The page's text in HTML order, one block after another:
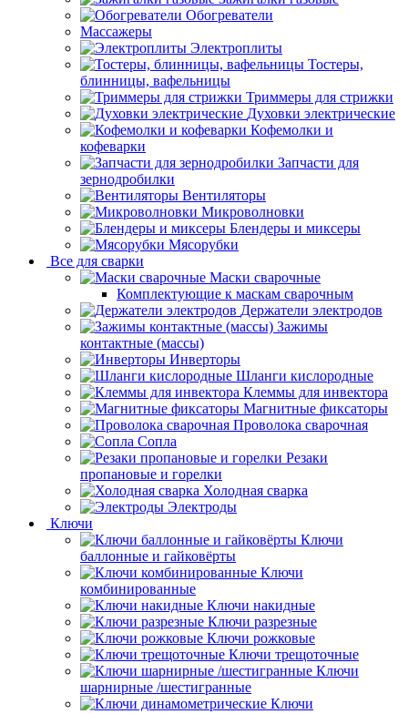
Обогреватели
Массажеры
Электроплиты
Тостеры,
блинницы, вафельницы
Триммеры для стрижки
Духовки электрические
Кофемолки и
кофеварки
Запчасти для
зернодробилки
Вентиляторы
Микроволновки
Блендеры и миксеры
Мясорубки
Все для сварки
Маски сварочные
Комплектующие к маскам сварочным
Держатели электродов
Зажимы
контактные (массы)
Инверторы
Шланги кислородные
Клеммы для инвектора
Магнитные фиксаторы
Проволока сварочная
Сопла
Резаки
пропановые и горелки
Холодная сварка
Электроды
Ключи
Ключи
баллонные и гайковёрты
Ключи
комбинированные
Ключи накидные
Ключи разрезные
Ключи рожковые
Ключи трещоточные
Ключи
шарнирные /шестигранные
Ключи